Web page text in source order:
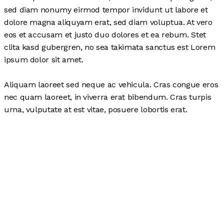
sed diam nonumy eirmod tempor invidunt ut labore et
dolore magna aliquyam erat, sed diam voluptua. At vero
eos et accusam et justo duo dolores et ea rebum. Stet
clita kasd gubergren, no sea takimata sanctus est Lorem
ipsum dolor sit amet.
Aliquam laoreet sed neque ac vehicula. Cras congue eros
nec quam laoreet, in viverra erat bibendum. Cras turpis
urna, vulputate at est vitae, posuere lobortis erat.